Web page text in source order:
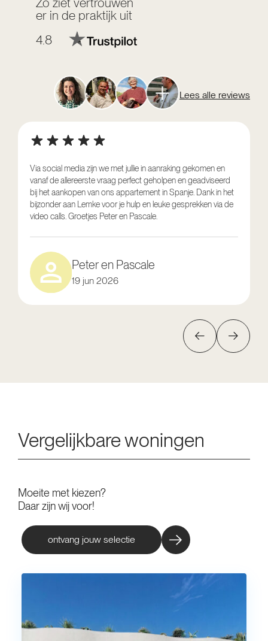
er in de praktijk uit
4.8
Lees alle reviews
Via social media zijn we met jullie in aanraking gekomen en
vanaf de allereerste vraag perfect geholpen en geadviseerd
bij het aankopen van ons appartement in Spanje. Dank in het
bijzonder aan Lemke voor je hulp en leuke gesprekken via de
video calls. Groetjes Peter en Pascale.
Peter en Pascale
19 jun 2026
Vergelijkbare woningen
Moeite met kiezen?
Daar zijn wij voor!
ontvang jouw selectie